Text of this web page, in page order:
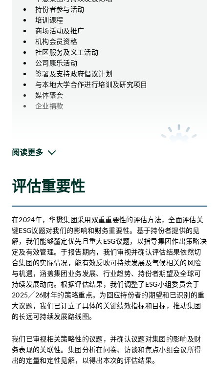
持份者参与活动
培训课程
商场活动及推广
机构会员资格
社区服务及义工活动
公司康乐活动
签署及支持政府倡议计划
与本地大学合作进行培训及研究项目
媒体聚会
企业捐款
员工大会
管理层汇报
委员会╱工作小组会议
谘询小组
项目合作
调查
阅读更多
评估重要性
在2024年，华懋集团采用双重重要性的评估方法，全面评估关
键ESG议题对我们的影响和财务重要性。基于持份者提供的见
解，我们能够釐定优先且重大ESG议题，以指导集团作出策略决
定及有效管理。于报告期内，我们审视并确认评估结果依然切
合集团的实际情况，能有效反映可持续发展及气候相关的风险
与机遇，涵盖集团业务发展、行业趋势、持份者期望及全球可
持续发展动向。根据评估结果，我们调整了ESG小组委员会于
2025╱26财年的策略重点。为回应持份者的期望和已识别的重
大议题，我们已订立了具体的关键绩效指标和目标，推动集团
的长远可持续发展路线图。
我们已审视相关策略性的议题，并确认议题对集团的影响及财
务表现的关联性。集团分析在问卷、访谈和焦点小组会议所得
出的定量和定性见解，以得出本次的评估结果。